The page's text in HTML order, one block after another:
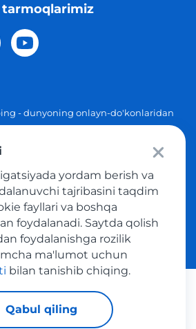
- dunyoning onlayn-do'konlaridan
Ommaviy taklif
xizmatidan foydalanish shartlari
yordam berish va
tajribasini taqdim
fayllari va boshqa
foydalanadi. Saytda qolish
foydalanishga rozilik
ma'lumot uchun
bilan tanishib chiqing.
Qabul qiling